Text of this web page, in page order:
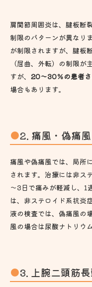
肩関節周囲炎は、腱板断
制限のパターンが異なり
が制限されますが、腱板
（屈曲、外転）の制限
すが、 20～30％の患者
場合もあります。
2. 痛風・偽痛風
痛風や偽痛風では、局所
されます。治療には非ス
～3日で痛みが軽減し、1
は、非ステロイド系抗炎
液の検査では、偽痛風の
風の場合は尿酸ナトリウ
3. 上腕二頭筋